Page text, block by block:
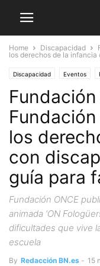
Home Discapacidad
los derechos de la infancia
Discapacidad Eventos
los
con
guía para
Fundación ONCE
animada ‘ON
dificultades que vive
escuela
By Redacción BN.es - 15